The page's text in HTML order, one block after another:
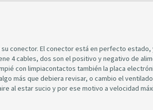
conector. El conector está en perfecto
4 cables, dos son el positivo y negativo de
con limpiacontactos también la placa
más que debiera revisar, o cambio el
al estar sucio y por ese motivo a velocidad